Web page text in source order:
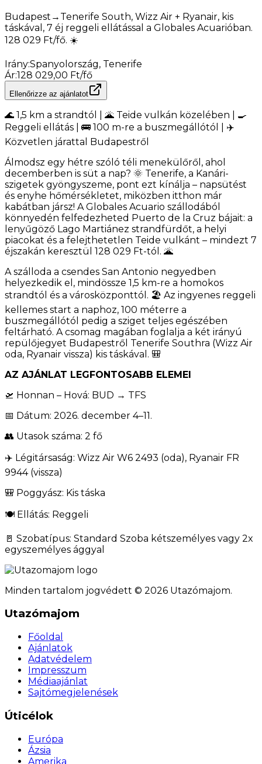
Budapest→Tenerife South, Wizz Air + Ryanair, kis
táskával, 7 éj reggeli ellátással a Globales Acuarióban.
128 029 Ft/fő. ☀️
Irány:Spanyolország, Tenerife
Ár:128 029,00 Ft/fő
Ellenőrizze az ajánlatot
🌊 1,5 km a strandtól | 🌋 Teide vulkán közelében | 🍳
Reggeli ellátás | 🚌 100 m-re a buszmegállótól | ✈️
Közvetlen járattal Budapestről
Álmodsz egy hétre szóló téli menekülőről, ahol
decemberben is süt a nap? 🌞 Tenerife, a Kanári-
szigetek gyöngyszeme, pont ezt kínálja – napsütést
és enyhe hőmérsékletet, miközben itthon már
kabátban jársz! A Globales Acuario szállodából
könnyedén felfedezheted Puerto de la Cruz bájait: a
lenyűgöző Lago Martiánez strandfürdőt, a helyi
piacokat és a felejthetetlen Teide vulkánt – mindezt 7
éjszakán keresztül 128 029 Ft-tól. 🌋
A szálloda a csendes San Antonio negyedben
helyezkedik el, mindössze 1,5 km-re a homokos
strandtól és a városközponttól. 🏖️ Az ingyenes reggeli
kellemes start a naphoz, 100 méterre a
buszmegállótól pedig a sziget teljes egészében
feltárható. A csomag magában foglalja a két irányú
repülőjegyet Budapestről Tenerife Southra (Wizz Air
oda, Ryanair vissza) kis táskával. 🎒
AZ AJÁNLAT LEGFONTOSABB ELEMEI
🛫 Honnan – Hová: BUD → TFS
📅 Dátum: 2026. december 4–11.
👥 Utasok száma: 2 fő
✈️ Légitársaság: Wizz Air W6 2493 (oda), Ryanair FR
9944 (vissza)
🎒 Poggyász: Kis táska
🍽️ Ellátás: Reggeli
🚪 Szobatípus: Standard Szoba kétszemélyes vagy 2x
egyszemélyes ággyal
Minden tartalom jogvédett © 2026 Utazómajom.
Utazómajom
Főoldal
Ajánlatok
Adatvédelem
Impresszum
Médiaajánlat
Sajtómegjelenések
Úticélok
Európa
Ázsia
Amerika